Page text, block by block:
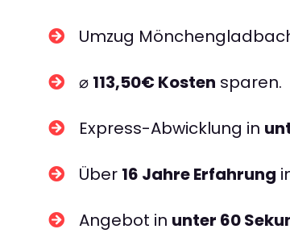
Umzug
⌀ 113,50€ Kosten sparen.
Express-Abwicklung in
Über 16 Jahre Erfahrung
Angebot in unter 60